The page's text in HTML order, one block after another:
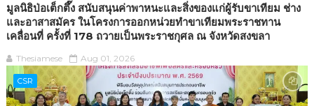
มูลนิธิป่อเต็กตึ๊ง สนับสนุนค่าพาหนะและสิ่งของแก่ผู้รับขาเทียม ช่าง
และอาสาสมัคร ในโครงการออกหน่วยทำขาเทียมพระราชทาน
เคลื่อนที่ ครั้งที่ 178 ถวายเป็นพระราชกุศล ณ จังหวัดสงขลา
Thesiamese Aug 01, 2026
CSR